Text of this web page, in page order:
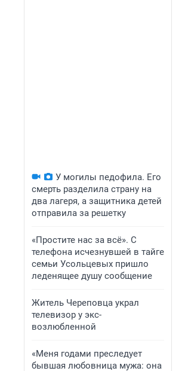
У могилы педофила. Его
смерть разделила страну на
два лагеря, а защитника детей
отправила за решетку
«Простите нас за всё». С
телефона исчезнувшей в тайге
семьи Усольцевых пришло
леденящее душу сообщение
Житель Череповца украл
телевизор у экс-
возлюбленной
«Меня годами преследует
бывшая любовница мужа: она